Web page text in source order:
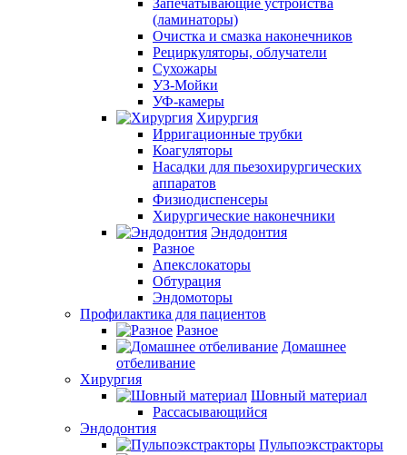
Запечатывающие устройства
(ламинаторы)
Очистка и смазка наконечников
Рециркуляторы, облучатели
Сухожары
УЗ-Мойки
УФ-камеры
Хирургия
Ирригационные трубки
Коагуляторы
Насадки для пьезохирургических
аппаратов
Физиодиспенсеры
Хирургические наконечники
Эндодонтия
Разное
Апекслокаторы
Обтурация
Эндомоторы
Профилактика для пациентов
Разное
Домашнее
отбеливание
Хирургия
Шовный материал
Рассасывающийся
Эндодонтия
Пульпоэкстракторы